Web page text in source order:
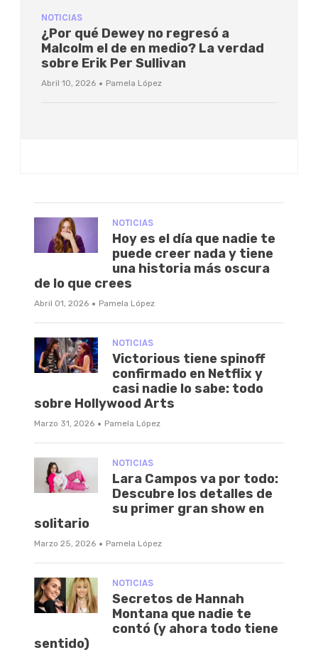
NOTICIAS
¿Por qué Dewey no regresó a
Malcolm el de en medio? La verdad
sobre Erik Per Sullivan
Abril 10, 2026 · Pamela López
NOTICIAS
Hoy es el día que nadie te
puede creer nada y tiene
una historia más oscura
de lo que crees
Abril 01, 2026 · Pamela López
NOTICIAS
Victorious tiene spinoff
confirmado en Netflix y
casi nadie lo sabe: todo
sobre Hollywood Arts
Marzo 31, 2026 · Pamela López
NOTICIAS
Lara Campos va por todo:
Descubre los detalles de
su primer gran show en
solitario
Marzo 25, 2026 · Pamela López
NOTICIAS
Secretos de Hannah
Montana que nadie te
contó (y ahora todo tiene
sentido)